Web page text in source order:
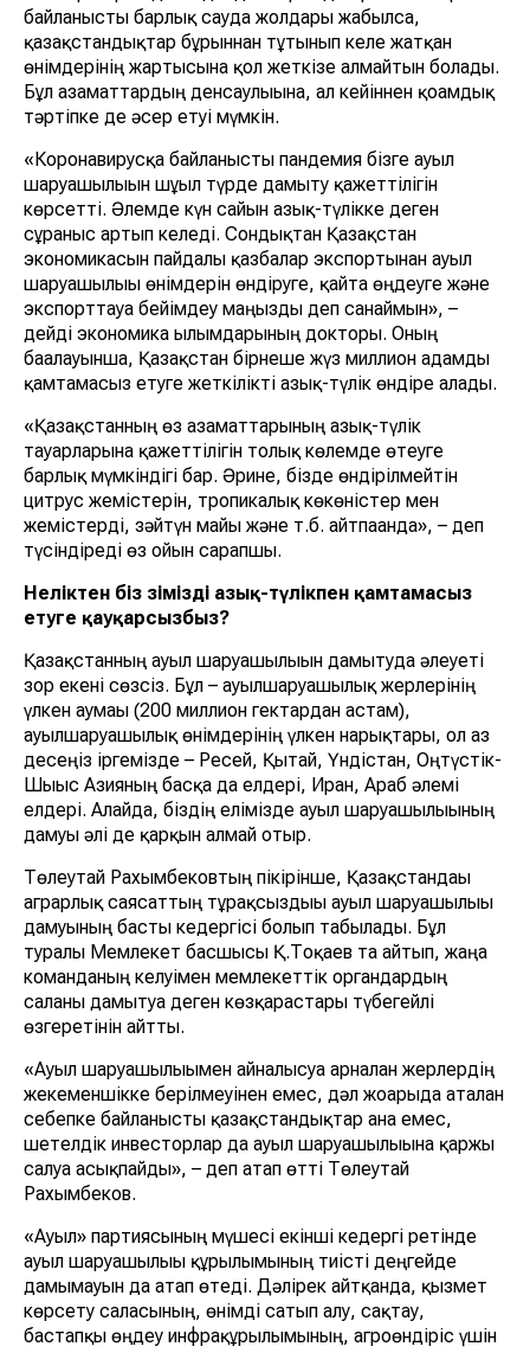
байланысты барлық сауда жолдары жабылса,
қазақстандықтар бұрыннан тұтынып келе жатқан
өнімдерінің жартысына қол жеткізе алмайтын болады.
Бұл азаматтардың денсаулығына, ал кейіннен қоғамдық
тәртіпке де әсер етуі мүмкін.
«Коронавирусқа байланысты пандемия бізге ауыл
шаруашылығын шұғыл түрде дамыту қажеттілігін
көрсетті. Әлемде күн сайын азық-түлікке деген
сұраныс артып келеді. Сондықтан Қазақстан
экономикасын пайдалы қазбалар экспортынан ауыл
шаруашылығы өнімдерін өндіруге, қайта өңдеуге және
экспорттауға бейімдеу маңызды деп санаймын», –
дейді экономика ғылымдарының докторы. Оның
бағалауынша, Қазақстан бірнеше жүз миллион адамды
қамтамасыз етуге жеткілікті азық-түлік өндіре алады.
«Қазақстанның өз азаматтарының азық-түлік
тауарларына қажеттілігін толық көлемде өтеуге
барлық мүмкіндігі бар. Әрине, бізде өндірілмейтін
цитрус жемістерін, тропикалық көкөністер мен
жемістерді, зәйтүн майы және т.б. айтпағанда», – деп
түсіндіреді өз ойын сарапшы.
Неліктен біз өзімізді азық-түлікпен қамтамасыз
етуге қауқарсызбыз?
Қазақстанның ауыл шаруашылығын дамытуда әлеуеті
зор екені сөзсіз. Бұл – ауылшаруашылық жерлерінің
үлкен аумағы (200 миллион гектардан астам),
ауылшаруашылық өнімдерінің үлкен нарықтары, ол аз
десеңіз іргемізде – Ресей, Қытай, Үндістан, Оңтүстік-
Шығыс Азияның басқа да елдері, Иран, Араб әлемі
елдері. Алайда, біздің елімізде ауыл шаруашылығының
дамуы әлі де қарқын алмай отыр.
Төлеутай Рахымбековтың пікірінше, Қазақстандағы
аграрлық саясаттың тұрақсыздығы ауыл шаруашылығы
дамуының басты кедергісі болып табылады. Бұл
туралы Мемлекет басшысы Қ.Тоқаев та айтып, жаңа
команданың келуімен мемлекеттік органдардың
саланы дамытуға деген көзқарастары түбегейлі
өзгеретінін айтты.
«Ауыл шаруашылығымен айналысуға арналған жерлердің
жекеменшікке берілмеуінен емес, дәл жоғарыда аталған
себепке байланысты қазақстандықтар ғана емес,
шетелдік инвесторлар да ауыл шаруашылығына қаржы
салуға асықпайды», – деп атап өтті Төлеутай
Рахымбеков.
«Ауыл» партиясының мүшесі екінші кедергі ретінде
ауыл шаруашылығы құрылымының тиісті деңгейде
дамымауын да атап өтеді. Дәлірек айтқанда, қызмет
көрсету саласының, өнімді сатып алу, сақтау,
бастапқы өңдеу инфрақұрылымының, агроөндіріс үшін